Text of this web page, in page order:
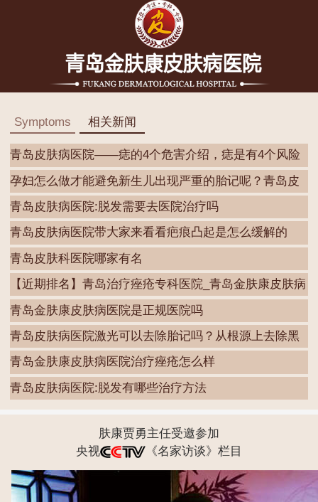
Symptoms 相关新闻
青岛皮肤病医院——痣的4个危害介绍，痣是有4个风险
的
孕妇怎么做才能避免新生儿出现严重的胎记呢？青岛皮
肤
青岛皮肤病医院:脱发需要去医院治疗吗
青岛皮肤病医院带大家来看看疤痕凸起是怎么缓解的
青岛皮肤科医院哪家有名
【近期排名】青岛治疗痤疮专科医院_青岛金肤康皮肤病
青岛金肤康皮肤病医院是正规医院吗
青岛皮肤病医院激光可以去除胎记吗？从根源上去除黑
色
青岛金肤康皮肤病医院治疗痤疮怎么样
青岛皮肤病医院:脱发有哪些治疗方法
肤康贾勇主任受邀参加
央视
《名家访谈》栏目